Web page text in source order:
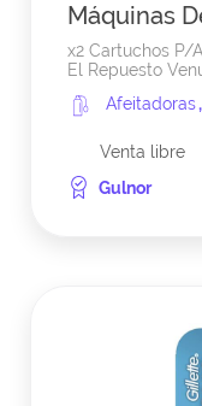
Máquinas
x2 Cartuchos P/
El Repuesto
Afeitadoras,
Venta libre
Gulnor